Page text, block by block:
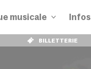
musicale
BILLETTERIE